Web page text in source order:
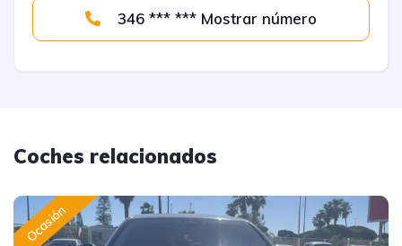
346 *** *** Mostrar número
Coches relacionados
Ocasión